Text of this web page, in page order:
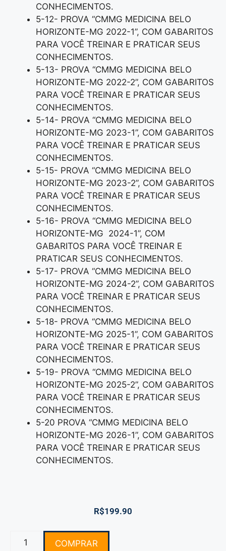
CONHECIMENTOS.
5-12- PROVA “CMMG MEDICINA BELO
HORIZONTE-MG 2022-1”, COM GABARITOS
PARA VOCÊ TREINAR E PRATICAR SEUS
CONHECIMENTOS.
5-13- PROVA “CMMG MEDICINA BELO
HORIZONTE-MG 2022-2”, COM GABARITOS
PARA VOCÊ TREINAR E PRATICAR SEUS
CONHECIMENTOS.
5-14- PROVA “CMMG MEDICINA BELO
HORIZONTE-MG 2023-1”, COM GABARITOS
PARA VOCÊ TREINAR E PRATICAR SEUS
CONHECIMENTOS.
5-15- PROVA “CMMG MEDICINA BELO
HORIZONTE-MG 2023-2”, COM GABARITOS
PARA VOCÊ TREINAR E PRATICAR SEUS
CONHECIMENTOS.
5-16- PROVA “CMMG MEDICINA BELO
HORIZONTE-MG 2024-1”, COM
GABARITOS PARA VOCÊ TREINAR E
PRATICAR SEUS CONHECIMENTOS.
5-17- PROVA “CMMG MEDICINA BELO
HORIZONTE-MG 2024-2”, COM GABARITOS
PARA VOCÊ TREINAR E PRATICAR SEUS
CONHECIMENTOS.
5-18- PROVA “CMMG MEDICINA BELO
HORIZONTE-MG 2025-1”, COM GABARITOS
PARA VOCÊ TREINAR E PRATICAR SEUS
CONHECIMENTOS.
5-19- PROVA “CMMG MEDICINA BELO
HORIZONTE-MG 2025-2”, COM GABARITOS
PARA VOCÊ TREINAR E PRATICAR SEUS
CONHECIMENTOS.
5-20 PROVA “CMMG MEDICINA BELO
HORIZONTE-MG 2026-1”, COM GABARITOS
PARA VOCÊ TREINAR E PRATICAR SEUS
CONHECIMENTOS.
R$199.90
COMPRAR